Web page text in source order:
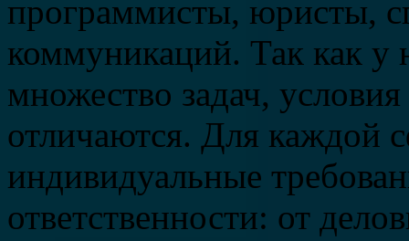
программисты, юристы,
коммуникаций. Так как у
множество задач,
отличаются. Для каждой
индивидуальные
ответственности: от